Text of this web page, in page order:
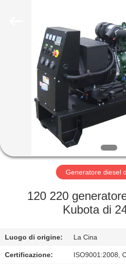
PRODOTTI
CIRCA
GIRO
FABBRICA
DI
QUALITÀ
Generatore diesel
120 220
Kubota di
Luogo di origine: La Cina
Certificazione: ISO9001:2008,